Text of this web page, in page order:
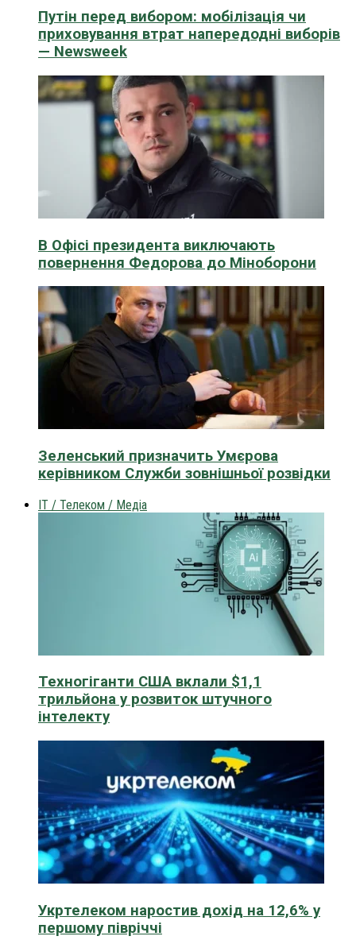
Путін перед вибором: мобілізація чи
приховування втрат напередодні виборів
— Newsweek
В Офісі президента виключають
повернення Федорова до Міноборони
Зеленський призначить Умєрова
керівником Служби зовнішньої розвідки
IT / Телеком / Медіа
Техногіганти США вклали $1,1
трильйона у розвиток штучного
інтелекту
Укртелеком наростив дохід на 12,6% у
першому півріччі